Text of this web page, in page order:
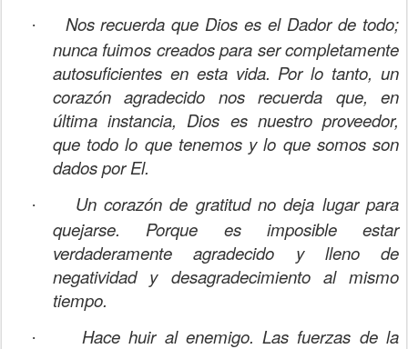
·
Nos recuerda que Dios es el Dador de todo;
nunca fuimos creados para ser completamente
autosuficientes en esta vida. Por lo tanto, un
corazón agradecido nos recuerda que, en
última instancia, Dios es nuestro proveedor,
que todo lo que tenemos y lo que somos son
dados por El.
·
Un corazón de gratitud no deja lugar para
quejarse. Porque es imposible estar
verdaderamente agradecido y lleno de
negatividad y desagradecimiento al mismo
tiempo.
·
Hace huir al enemigo. Las fuerzas de la